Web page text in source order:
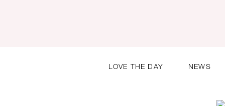
LOVE THE DAY NEWS